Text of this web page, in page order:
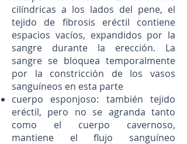
cilíndricas a los lados del pene, el
tejido de fibrosis eréctil contiene
espacios vacíos, expandidos por la
sangre durante la erección. La
sangre se bloquea temporalmente
por la constricción de los vasos
sanguíneos en esta parte
cuerpo esponjoso: también tejido
eréctil, pero no se agranda tanto
como el cuerpo cavernoso,
mantiene el flujo sanguíneo